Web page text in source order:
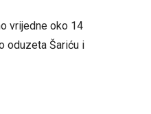
vrijedne oko 14
oduzeta Šariću i